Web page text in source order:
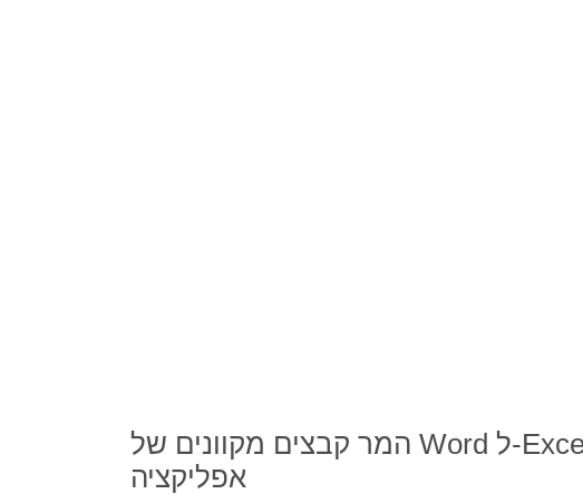
המר קבצים מקוונים של Word ל-Excel באמצעות
אפליקציה